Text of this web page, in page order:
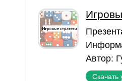
Автор:
Скачать